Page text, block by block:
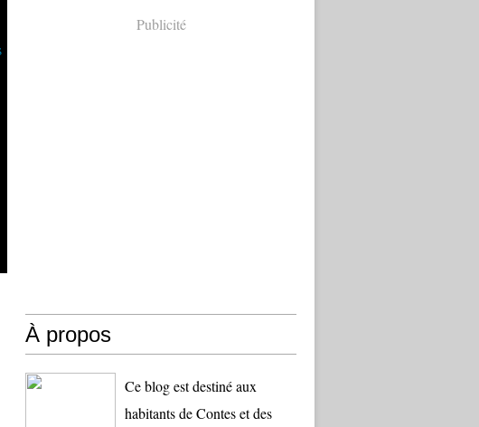
Publicité
À propos
Ce blog est destiné aux
habitants de Contes et des